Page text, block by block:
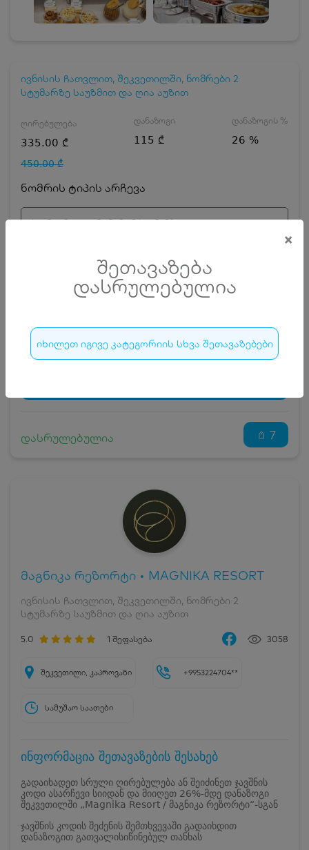
×
შეთავაზება
დასრულებულია
იხილეთ იგივე კატეგორიის სხვა შეთავაზებები
ივნისის ჩათვლით, შეკვეთილში, ნომრები 2
სტუმარზე საუზმით და ღია აუზით
ღირებულება
335.00 ₾
450.00 ₾
დანაზოგი
115 ₾
დანაზოგის %
26 %
ნომრის ტიპის არჩევა
სტანდარტული ნომერი 2 სტუმარზე
სრული ღირებულების გადახდა 360₾
კვება
0 ₾
დასრულებულია 7
მაგნიკა რეზორტი • MAGNIKA RESORT
ივნისის ჩათვლით, შეკვეთილში, ნომრები 2
სტუმარზე საუზმით და ღია აუზით
5.0 1 შეფასება 3058
შეკვეთილი, კაპროვანი +9953224704**
სამუშაო საათები
ინფორმაცია შეთავაზების შესახებ
გადაიხადეთ სრული ღირებულება ან შეიძინეთ ჯავშნის
კოდი ასარჩევი სიიდან და მიიღეთ 26%-მდე დანაზოგი
შეკვეთილში „Magnika Resort / მაგნიკა რეზორტი“-სგან
ჯავშნის კოდის შეძენის შემთხვევაში გადაიხდით
დანაზოგით გათვალისიწინებულ თანხას